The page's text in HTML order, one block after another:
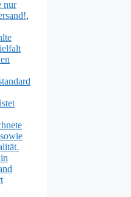
nur
,